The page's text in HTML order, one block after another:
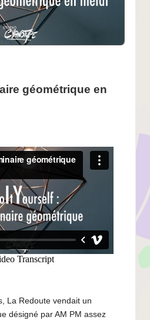
géométrique en
La Redoute vendait un
désigné par AM PM assez